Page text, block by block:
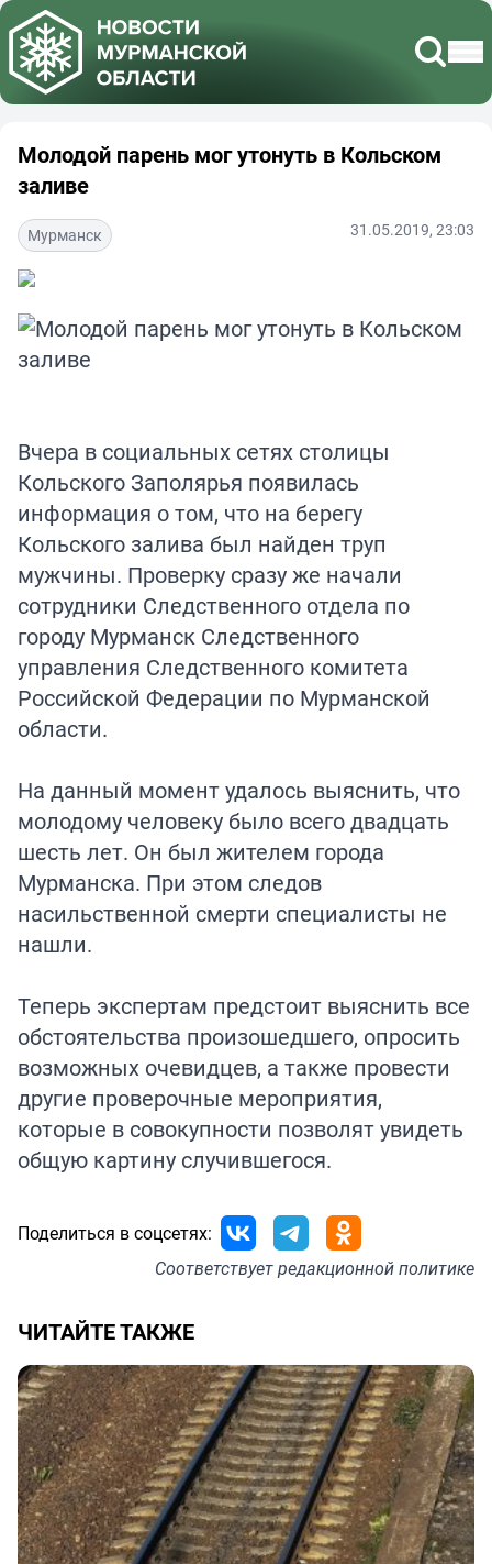
Молодой парень мог утонуть в Кольском
заливе
Мурманск 31.05.2019, 23:03
Вчера в социальных сетях столицы
Кольского Заполярья появилась
информация о том, что на берегу
Кольского залива был найден труп
мужчины. Проверку сразу же начали
сотрудники Следственного отдела по
городу Мурманск Следственного
управления Следственного комитета
Российской Федерации по Мурманской
области.
На данный момент удалось выяснить, что
молодому человеку было всего двадцать
шесть лет. Он был жителем города
Мурманска. При этом следов
насильственной смерти специалисты не
нашли.
Теперь экспертам предстоит выяснить все
обстоятельства произошедшего, опросить
возможных очевидцев, а также провести
другие проверочные мероприятия,
которые в совокупности позволят увидеть
общую картину случившегося.
Поделиться в соцсетях:
Соответствуетредакционной политике
ЧИТАЙТЕ ТАКЖЕ